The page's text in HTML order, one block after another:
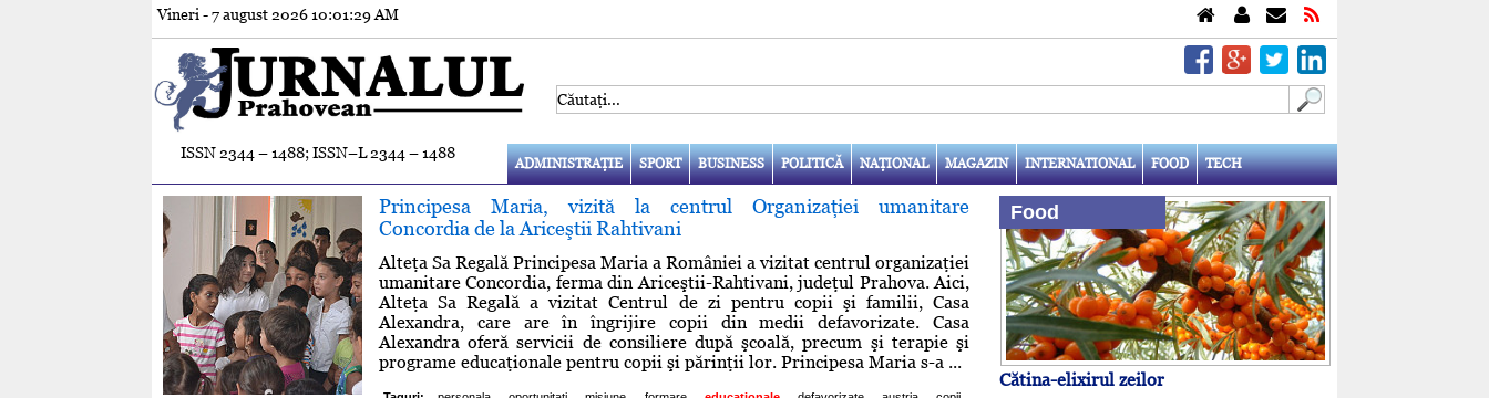
Vineri - 7 august 202610:01:29 AM
ISSN 2344 – 1488; ISSN–L 2344 – 1488
ADMINISTRAŢIE SPORT BUSINESS POLITICĂ NAŢIONAL MAGAZIN INTERNATIONAL FOOD TECH
Principesa Maria, vizită la centrul Organizaţiei umanitare
Concordia de la Ariceştii Rahtivani
Alteţa Sa Regală Principesa Maria a României a vizitat centrul organizaţiei
umanitare Concordia, ferma din Ariceştii-Rahtivani, judeţul Prahova. Aici,
Alteţa Sa Regală a vizitat Centrul de zi pentru copii şi familii, Casa
Alexandra, care are în îngrijire copii din medii defavorizate. Casa
Alexandra oferă servicii de consiliere după şcoală, precum şi terapie şi
programe educaţionale pentru copii şi părinţii lor. Principesa Maria s-a ...
Food
Cătina-elixirul zeilor